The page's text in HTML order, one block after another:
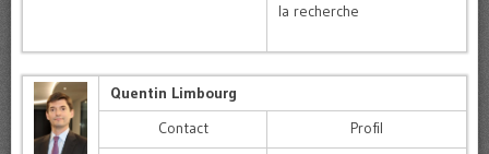
la recherche
Quentin Limbourg
Contact
Profil